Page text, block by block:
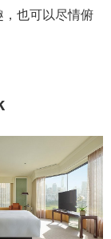
也可以尽情俯